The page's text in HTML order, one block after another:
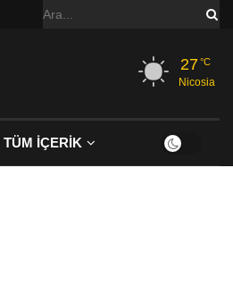
27°C
Nicosia
TÜM İÇERİK